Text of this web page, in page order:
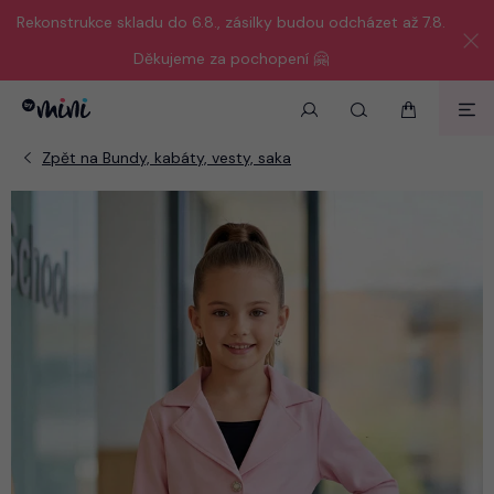
Rekonstrukce skladu do 6.8., zásilky budou odcházet až 7.8.
Děkujeme za pochopení 🤗